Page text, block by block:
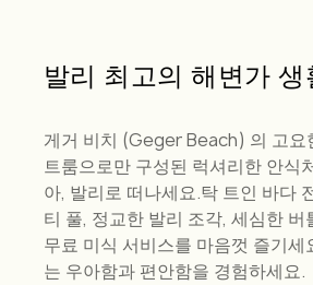
발리 최고의 해변가 생
게거 비치 (Geger Beach) 의 고요
트룸으로만 구성된 럭셔리한 안식
아, 발리로 떠나세요.탁 트인 바다
티 풀, 정교한 발리 조각, 세심한 버
무료 미식 서비스를 마음껏 즐기
는 우아함과 편안함을 경험하세요.